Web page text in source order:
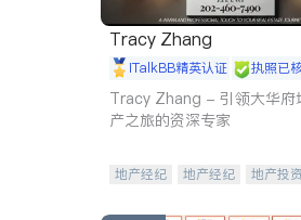
Tracy Zhang
iTalkBB精英认证 执照已
Tracy Zhang - 引领大华府
产之旅的资深专家
地产经纪 地产经纪
地产投资